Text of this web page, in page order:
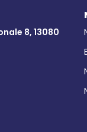
8, 13080